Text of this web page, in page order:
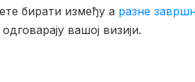
бирати између а разне
вашој визији.